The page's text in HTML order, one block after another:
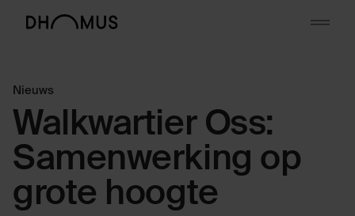
Nieuws
Walkwartier Oss:
Samenwerking op
grote hoogte